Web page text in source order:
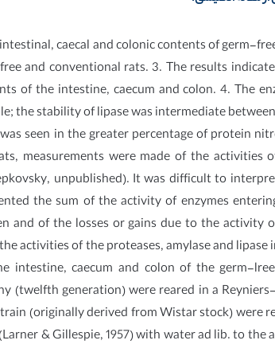
caecal and colonic contents of germ-
and conventional rats. 3. The results
of the intestine, caecum and colon. 4. The
the stability of lipase was intermediate
seen in the greater percentage of protein
measurements were made of the activities
unpublished). It was difficult to
the sum of the activity of enzymes
and of the losses or gains due to the activity
activities of the proteases, amylase and lipase
intestine, caecum and colon of the germ-
(twelfth generation) were reared in a
(originally derived from Wistar stock) were
& Gillespie, 1957) with water ad lib. to the